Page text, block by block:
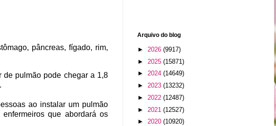
pâncreas, fígado, rim,
de pulmão pode chegar a 1,8
ao instalar um pulmão
que abordará os
Arquivo do blog
► 2026 (9917)
► 2025 (15871)
► 2024 (14649)
► 2023 (13232)
► 2022 (12487)
► 2021 (12527)
► 2020 (10920)